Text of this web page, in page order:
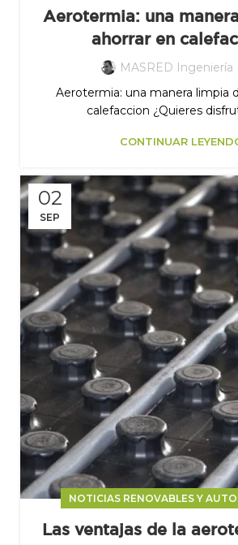
Aerotermia: una
ahorrar en
MASRED Ingeniería
Aerotermia: una manera limpia
calefaccion ¿Quieres
CONTINUAR
02
SEP
NOTICIAS RENOVABLES Y
Las ventajas de la